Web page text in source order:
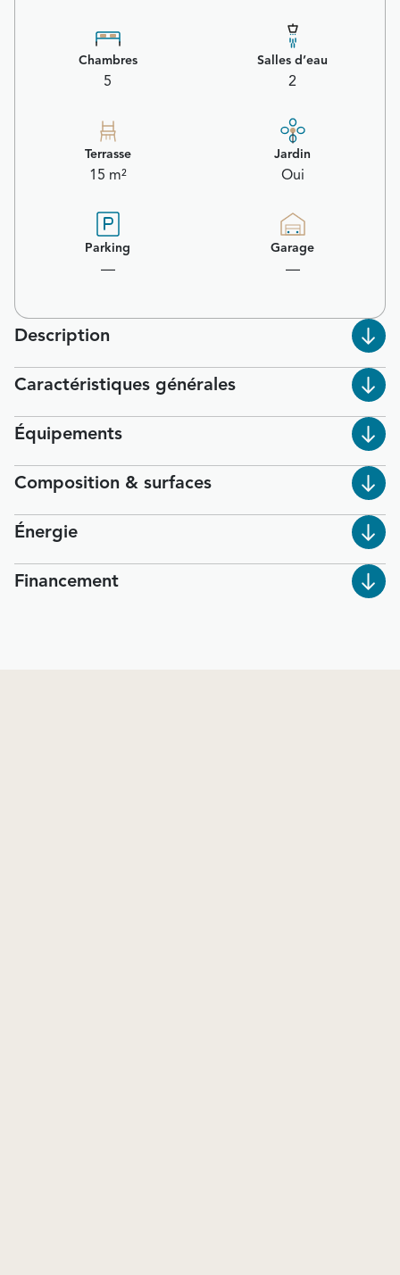
Chambres
5
Salles d’eau
2
Terrasse
15 m²
Jardin
Oui
Parking
—
Garage
—
Description
Caractéristiques générales
Équipements
Composition & surfaces
Énergie
Financement